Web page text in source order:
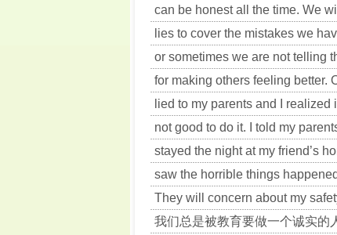
can be honest all the time. We
lies to cover the mistakes we
or sometimes we are not telling
for making others feeling better.
lied to my parents and I realized
not good to do it. I told my parents
stayed the night at my friend’s
saw the horrible things
They will concern about my
我们总是被教育要做一个诚实的